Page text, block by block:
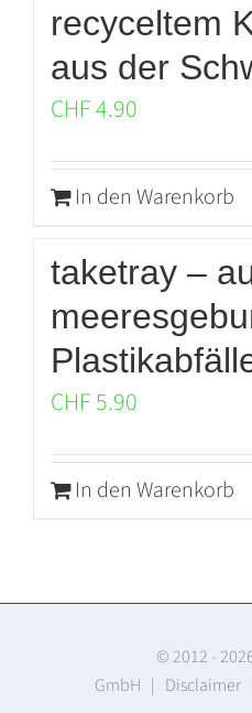
recyceltem
aus der
CHF4.90
In den Warenkorb
taketray –
CHF5.90
In den Warenkorb
© 2012 -
GmbH | Disclaimer